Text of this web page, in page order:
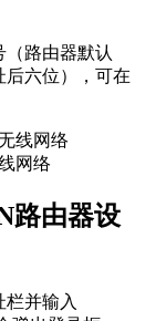
（路由器默认
六位），可在
网络
路由器设
并输入